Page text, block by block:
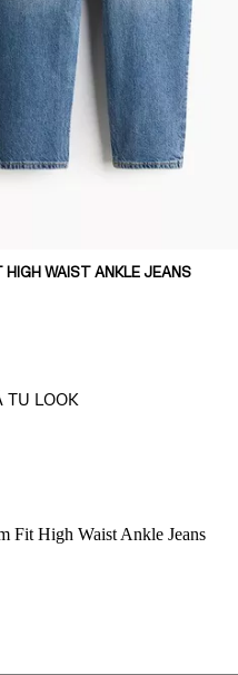
HIGH WAIST ANKLE JEANS
TU LOOK
Fit High Waist Ankle Jeans